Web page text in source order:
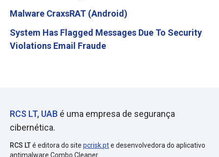
Malware CraxsRAT (Android)
System Has Flagged Messages Due To Security
Violations Email Fraude
RCS LT, UAB é uma empresa de segurança
cibernética.
RCS LTé editora do site pcrisk.pte desenvolvedora do aplicativo
antimalware Combo Cleaner.